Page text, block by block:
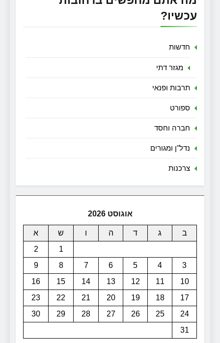
עכשיו?
חדשות
מגזר דתי
תרבות ופנאי
ספורט
חברה וחסד
נדל"ן ומגורים
צרכנות
אוגוסט 2026
ב ג ד ה ו ש
א
1
2
3
4
5
6
7
8
9
10
11
12
13
14
15
16
17
18
19
20
21
22
23
24
25
26
27
28
29
30
31